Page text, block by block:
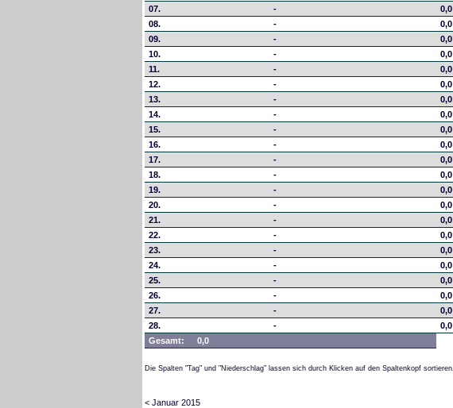
07.
-
0,0
08.
-
0,0
09.
-
0,0
10.
-
0,0
11.
-
0,0
12.
-
0,0
13.
-
0,0
14.
-
0,0
15.
-
0,0
16.
-
0,0
17.
-
0,0
18.
-
0,0
19.
-
0,0
20.
-
0,0
21.
-
0,0
22.
-
0,0
23.
-
0,0
24.
-
0,0
25.
-
0,0
26.
-
0,0
27.
-
0,0
28.
-
0,0
Gesamt:
0,0
Die Spalten "Tag" und "Niederschlag" lassen sich durch Klicken auf den Spaltenkopf sortieren.
< Januar 2015